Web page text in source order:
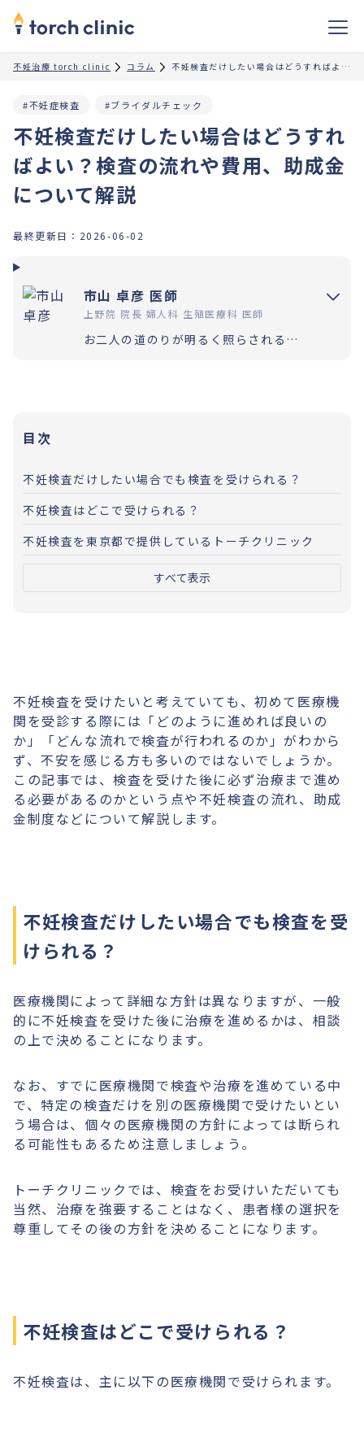
不妊治療 torch clinic コラム 不妊検査だけしたい場合はどうすればよい？検査の流れや費用、助成金について解説
不妊検査だけしたい場合はどうすれ
ばよい？検査の流れや費用、助成金
について解説
#不妊症検査 #ブライダルチェック
最終更新日： 2026-06-02
市山 卓彦 医師
上野院 院長 婦人科 生殖医療科 医師
お二人の道のりが明るく照らされるよう「理解」と「納得」の上で選択いただく過程を大切にしています。エビデンスに基づいた高水準の医療提供により「幸せな家族計画の実現」をお手伝いさせていただきます。
目次
不妊検査だけしたい場合でも検査を受けられる？
不妊検査はどこで受けられる？
不妊検査を東京都で提供しているトーチクリニック
すべて表示
不妊検査を受けたいと考えていても、初めて医療機
関を受診する際には「どのように進めれば良いの
か」「どんな流れで検査が行われるのか」がわから
ず、不安を感じる方も多いのではないでしょうか。
この記事では、検査を受けた後に必ず治療まで進め
る必要があるのかという点や不妊検査の流れ、助成
金制度などについて解説します。
不妊検査だけしたい場合でも検査を受
けられる？
医療機関によって詳細な方針は異なりますが、一般
的に不妊検査を受けた後に治療を進めるかは、相談
の上で決めることになります。
なお、すでに医療機関で検査や治療を進めている中
で、特定の検査だけを別の医療機関で受けたいとい
う場合は、個々の医療機関の方針によっては断られ
る可能性もあるため注意しましょう。
トーチクリニックでは、検査をお受けいただいても
当然、治療を強要することはなく、患者様の選択を
尊重してその後の方針を決めることになります。
不妊検査はどこで受けられる？
不妊検査は、主に以下の医療機関で受けられます。